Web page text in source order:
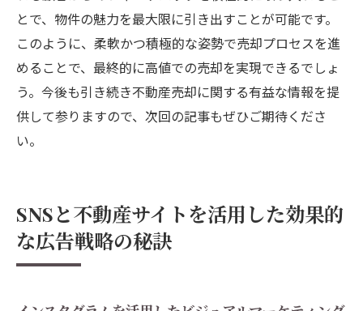
とで、物件の魅力を最大限に引き出すことが可能です。
このように、柔軟かつ積極的な姿勢で売却プロセスを進
めることで、最終的に高値での売却を実現できるでしょ
う。今後も引き続き不動産売却に関する有益な情報を提
供して参りますので、次回の記事もぜひご期待くださ
い。
SNSと不動産サイトを活用した効果的
な広告戦略の秘訣